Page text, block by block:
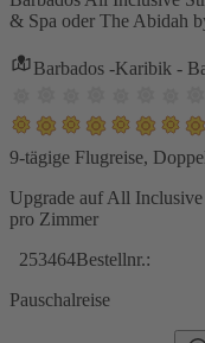
& Spa oder The Abidah
Barbados -Karibik -
9-tägige Flugreise,
Upgrade auf All
pro Zimmer
253464Bestellnr.:
Pauschalreise